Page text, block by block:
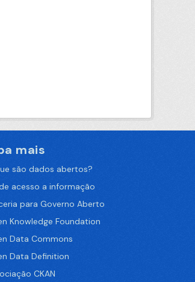
mais
são dados abertos?
acesso a informação
para Governo Aberto
Knowledge Foundation
Data Commons
Data Definition
CKAN